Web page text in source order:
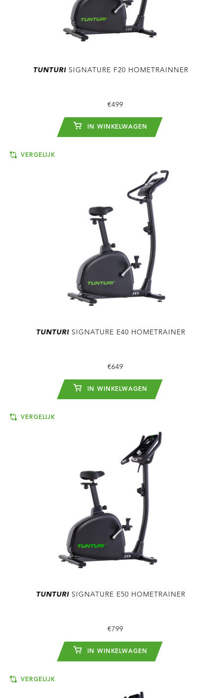
TUNTURISIGNATURE F20 HOMETRAINNER
€499
IN WINKELWAGEN
VERGELIJK
TUNTURISIGNATURE E40 HOMETRAINER
€649
IN WINKELWAGEN
VERGELIJK
TUNTURISIGNATURE E50 HOMETRAINER
€799
IN WINKELWAGEN
VERGELIJK